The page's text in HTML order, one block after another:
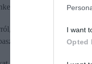
I want
Opted
és a tapasztalatainkat.
hogyan birkóztál meg
amiről